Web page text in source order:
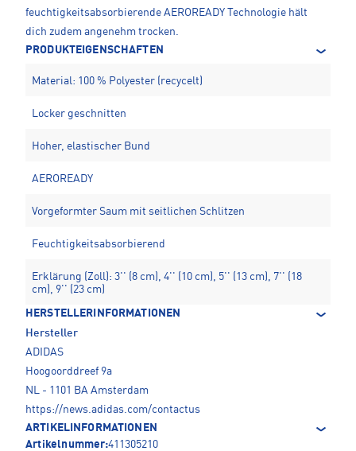
feuchtigkeitsabsorbierende AEROREADY Technologie hält
dich zudem angenehm trocken.
PRODUKTEIGENSCHAFTEN
Material: 100 % Polyester (recycelt)
Locker geschnitten
Hoher, elastischer Bund
AEROREADY
Vorgeformter Saum mit seitlichen Schlitzen
Feuchtigkeitsabsorbierend
Erklärung (Zoll): 3'' (8 cm), 4'' (10 cm), 5'' (13 cm), 7'' (18
cm), 9'' (23 cm)
HERSTELLERINFORMATIONEN
Hersteller
ADIDAS
Hoogoorddreef 9a
NL - 1101 BA Amsterdam
https://news.adidas.com/contactus
ARTIKELINFORMATIONEN
Artikelnummer:411305210